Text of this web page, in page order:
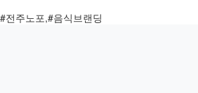
#전주노포,#음식브랜딩